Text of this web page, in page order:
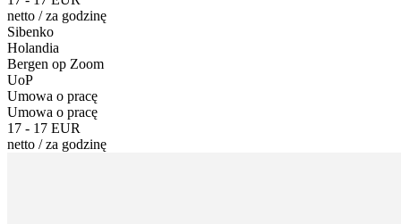
netto /za godzinę
Sibenko
Holandia
Bergen op Zoom
UoP
Umowa o pracę
Umowa o pracę
17 - 17 EUR
netto /za godzinę